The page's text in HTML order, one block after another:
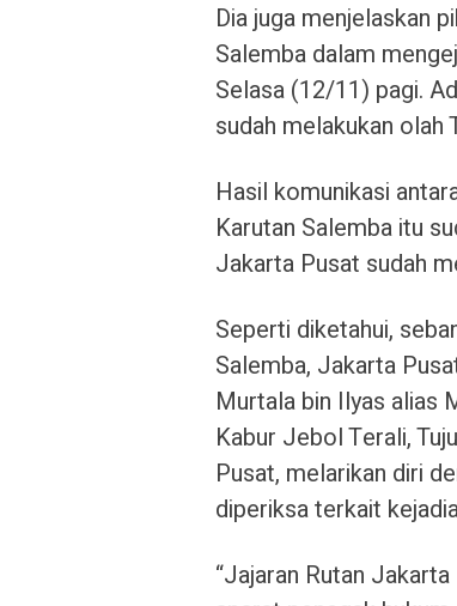
Dia juga menjelaskan
Salemba dalam
Selasa (12/11) pagi.
sudah melakukan olah
Hasil komunikasi
Karutan Salemba itu
Jakarta Pusat sudah
Seperti diketahui,
Salemba, Jakarta
Murtala bin Ilyas alias
Kabur Jebol Terali,
Pusat, melarikan diri
diperiksa terkait
“Jajaran Rutan